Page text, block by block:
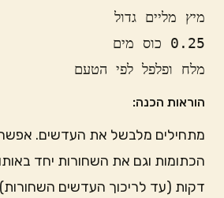
מלח ופלפל לפי הטעם
הוראות הכנה:
מתחילים מלבשל את העדשים.
דקות (עד לריכוך העדשים השחורות)